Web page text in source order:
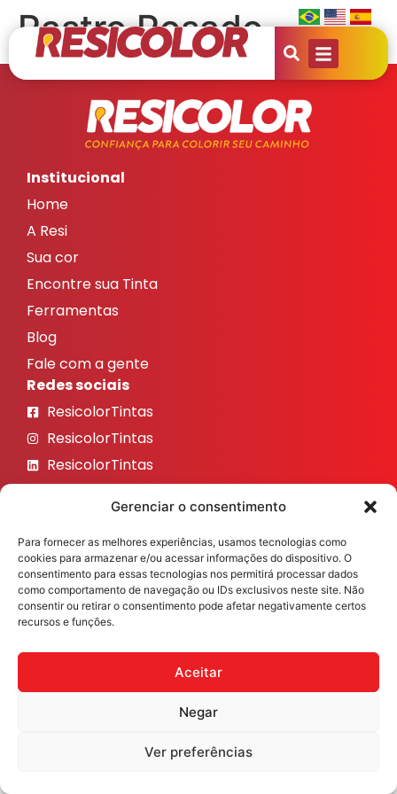
Gerenciar o consentimento
Para fornecer as melhores experiências, usamos tecnologias como
cookies para armazenar e/ou acessar informações do dispositivo. O
consentimento para essas tecnologias nos permitirá processar dados
como comportamento de navegação ou IDs exclusivos neste site. Não
consentir ou retirar o consentimento pode afetar negativamente certos
recursos e funções.
Aceitar
Negar
Ver preferências
Rastro Rosado
Institucional
Home
A Resi
Sua cor
Encontre sua Tinta
Ferramentas
Blog
Fale com a gente
Redes sociais
ResicolorTintas
ResicolorTintas
ResicolorTintas
ResicolorTintas
ResicolorTintas
Veja nosso Instagram
Desenvolvido porFast Digital 360